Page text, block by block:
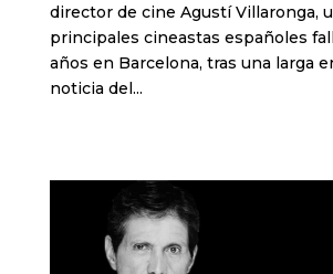
director de cine Agustí Villaronga,
principales cineastas españoles
años en Barcelona, tras una larga
noticia del...